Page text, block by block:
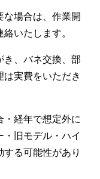
場合は、作業開
いたします。
、バネ交換、部
実費をいただき
・経年で想定外に
旧モデル・ハイ
る可能性があり